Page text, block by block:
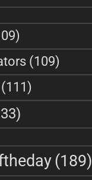
(109)
(111)
(189)